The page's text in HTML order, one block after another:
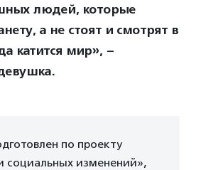
людей, которые
а не стоят и смотрят в
катится мир», –
по проекту
социальных изменений»,